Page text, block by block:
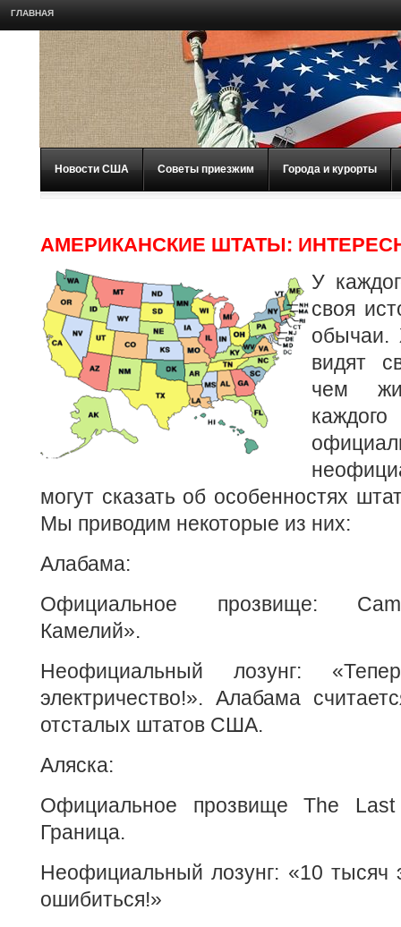
ГЛАВНАЯ
Новости США Советы приезжим Города и курорты
АМЕРИКАНСКИЕ ШТАТЫ:
У
своя
обычаи.
видят
чем
могут сказать об особенностях
Мы приводим некоторые из них:
Алабама:
Официальное прозвище:
Камелий».
Неофициальный лозунг:
электричество!». Алабама
отсталых штатов США.
Аляска:
Официальное прозвище The Last
Граница.
Неофициальный лозунг: «10 тысяч
ошибиться!»